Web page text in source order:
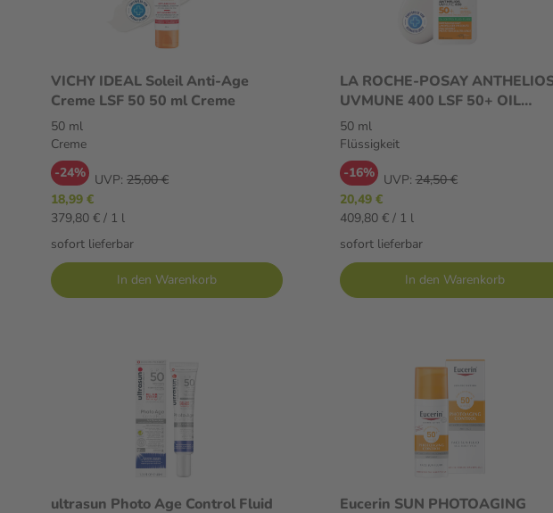
VICHY IDEAL Soleil Anti-Age
Creme LSF 50 50 ml Creme
50 ml
Creme
-24% UVP: 25,00 €
18,99 €
379,80 € / 1 l
sofort lieferbar
In den Warenkorb
LA ROCHE-POSAY
UVMUNE 400 LSF 50+ OIL
CONTROL FLUID 50 ml
Flüssigkeit
50 ml
Flüssigkeit
-16%
UVP: 24,50 €
20,49 €
409,80 € / 1 l
sofort lieferbar
In den Warenkorb
ultrasun Photo Age Control Fluid
Eucerin SUN PHOTOAGING